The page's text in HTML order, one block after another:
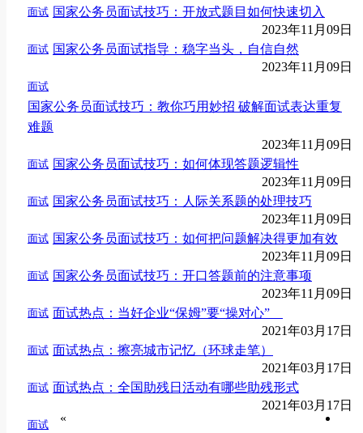
面试 国家公务员面试技巧：开放式题目如何快速切入
2023年11月09日
面试 国家公务员面试指导：稳字当头，自信自然
2023年11月09日
面试
国家公务员面试技巧：教你巧用妙招 破解面试表达重复
难题
2023年11月09日
面试 国家公务员面试技巧：如何体现答题逻辑性
2023年11月09日
面试 国家公务员面试技巧：人际关系题的处理技巧
2023年11月09日
面试 国家公务员面试技巧：如何把问题解决得更加有效
2023年11月09日
面试 国家公务员面试技巧：开口答题前的注意事项
2023年11月09日
面试 面试热点：当好企业“保姆”要“操对心”
2021年03月17日
面试 面试热点：擦亮城市记忆（环球走笔）
2021年03月17日
面试 面试热点：全国助残日活动有哪些助残形式
2021年03月17日
面试 «